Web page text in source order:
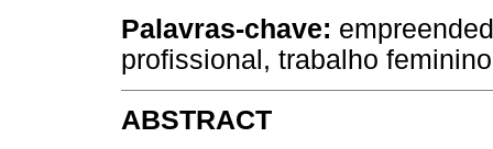
Palavras-chave:
profissional, trabalho
ABSTRACT